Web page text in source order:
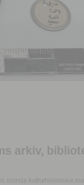
arkiv,
största kulturhistoriska